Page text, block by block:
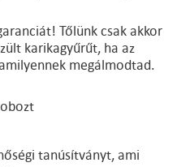
Tőlünk csak akkor
karikagyűrűt, ha az
megálmodtad.
tanúsítványt, ami